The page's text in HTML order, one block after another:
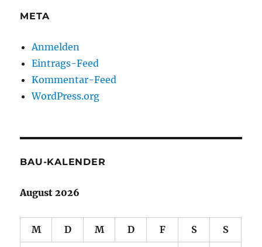
META
Anmelden
Eintrags-Feed
Kommentar-Feed
WordPress.org
BAU-KALENDER
August 2026
M D M D F S S